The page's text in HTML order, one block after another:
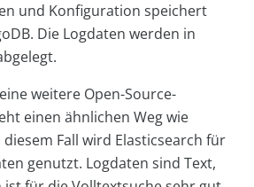
und Konfiguration speichert
Die Logdaten werden in
weitere Open-Source-
einen ähnlichen Weg wie
diesem Fall wird Elasticsearch für
genutzt. Logdaten sind Text,